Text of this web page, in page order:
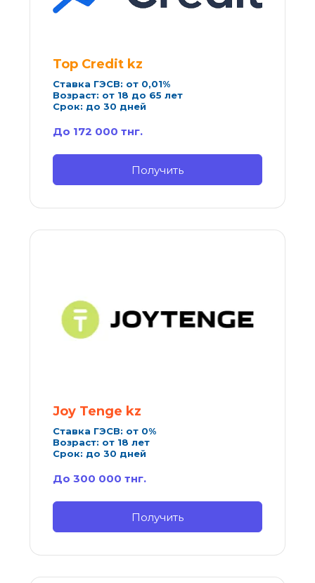
Top Credit kz
Ставка ГЭСВ: от 0,01%
Возраст: от 18 до 65 лет
Срок: до 30 дней
До 172 000 тнг.
Получить
Joy Tenge kz
Ставка ГЭСВ: от 0%
Возраст: от 18 лет
Срок: до 30 дней
До 300 000 тнг.
Получить